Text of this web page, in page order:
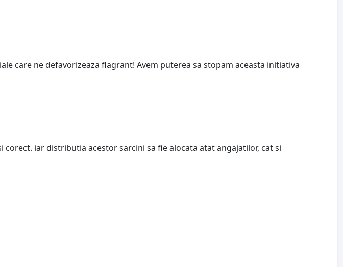
care ne defavorizeaza flagrant! Avem puterea sa stopam aceasta initiativa
iar distributia acestor sarcini sa fie alocata atat angajatilor, cat si